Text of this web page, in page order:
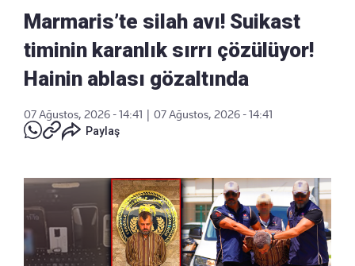
Marmaris’te silah avı! Suikast
timinin karanlık sırrı çözülüyor!
Hainin ablası gözaltında
07 Ağustos, 2026 - 14:41
07 Ağustos, 2026 - 14:41
Paylaş